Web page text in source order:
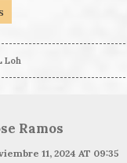
Loh
Ramos
11, 2024 AT 09:35